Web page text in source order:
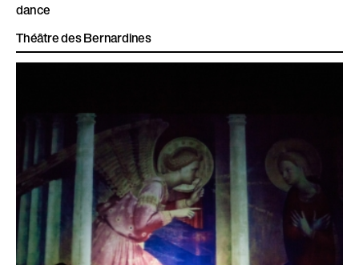
dance
Théâtre des Bernardines